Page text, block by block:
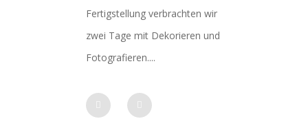
Fertigstellung verbrachten wir
zwei Tage mit Dekorieren und
Fotografieren....